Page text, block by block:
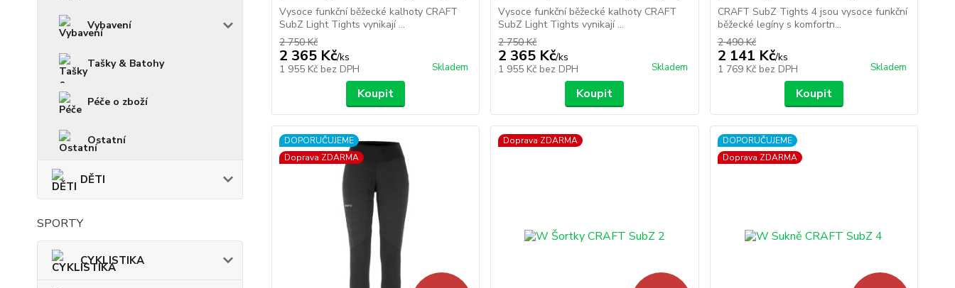
Vybavení
Tašky & Batohy
Péče o zboží
Ostatní
DĚTI
SPORTY
CYKLISTIKA
Vysoce funkční běžecké kalhoty CRAFT
SubZ Light Tights vynikají ...
2 750 Kč
2 365 Kč/ks
1 955 Kč bez DPH Skladem
Koupit
Vysoce funkční běžecké kalhoty CRAFT
SubZ Light Tights vynikají ...
2 750 Kč
2 365 Kč/ks
1 955 Kč bez DPH Skladem
Koupit
CRAFT SubZ Tights 4 jsou vysoce funkční
běžecké legíny s komfortn...
2 490 Kč
2 141 Kč/ks
1 769 Kč bez DPH Skladem
Koupit
DOPORUČUJEME
Doprava ZDARMA
Doprava ZDARMA
DOPORUČUJEME
Doprava ZDARMA